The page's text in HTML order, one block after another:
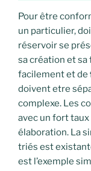
Pour être
un particulier,
réservoir se
sa création et
facilement et de
doivent etre
complexe. Les
avec un fort
élaboration. La
triés est
est l’exemple